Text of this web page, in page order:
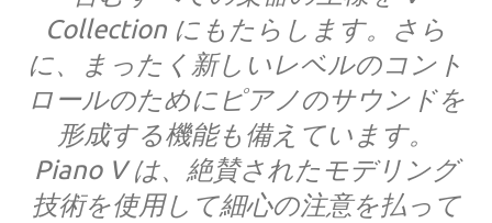
Collection にもたらします。さら
に、まったく新しいレベルのコント
ロールのためにピアノのサウンドを
形成する機能も備えています。
Piano V は、絶賛されたモデリング
技術を使用して細心の注意を払って